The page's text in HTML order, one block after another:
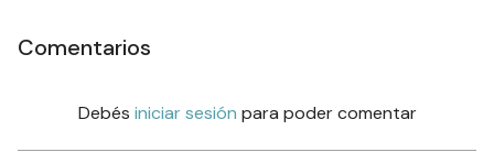
Comentarios
Debés iniciar sesión para poder comentar